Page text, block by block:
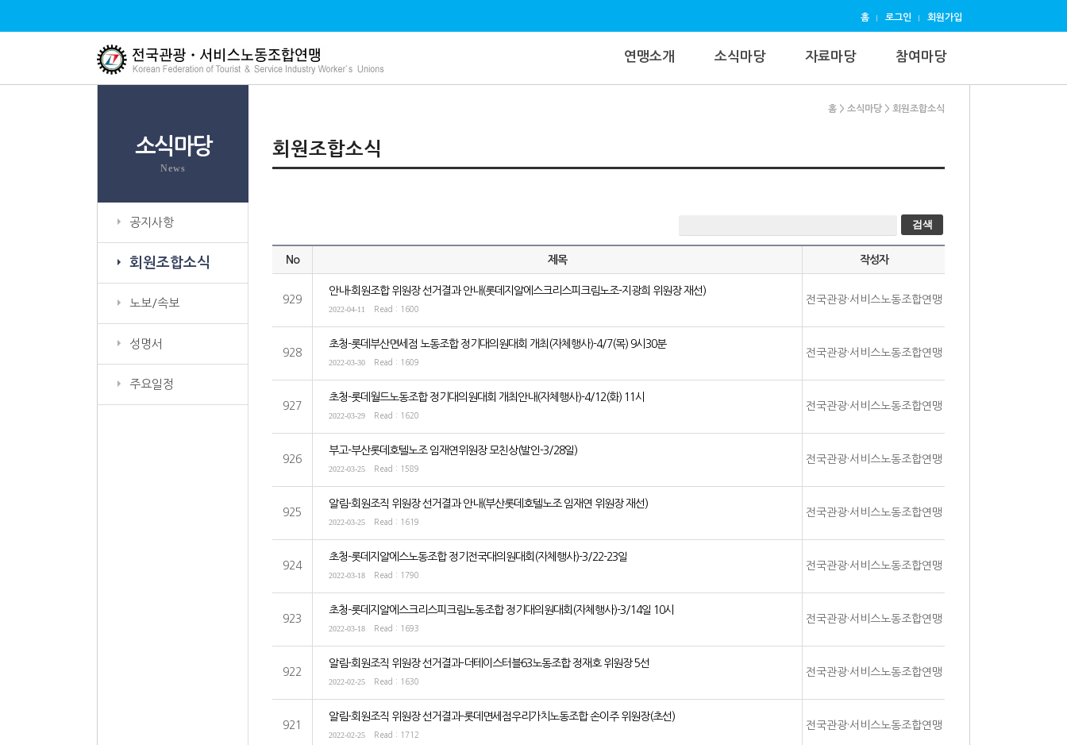
회원가입
로그인
홈
연맹소개 소식마당 자료마당 참여마당
소식마당
News
공지사항
회원조합소식
노보/속보
성명서
주요일정
홈 > 소식마당 > 회원조합소식
회원조합소식
검색
No 제목 작성자
929
안내-회원조합 위원장 선거결과 안내(롯데지알에스크리스피크림노조-지광희 위원장 재선)
2022-04-11 Read : 1600
전국관광·서비스노동조합연맹
928
초청-롯데부산면세점 노동조합 정기대의원대회 개최(자체행사)-4/7(목) 9시30분
2022-03-30 Read : 1609
전국관광·서비스노동조합연맹
927
초청-롯데월드노동조합 정기대의원대회 개최안내(자체행사)-4/12(화) 11시
2022-03-29 Read : 1620
전국관광·서비스노동조합연맹
926
부고-부산롯데호텔노조 임재연위원장 모친상(발인-3/28일)
2022-03-25 Read : 1589
전국관광·서비스노동조합연맹
925
알림-회원조직 위원장 선거결과 안내(부산롯데호텔노조 임재연 위원장 재선)
2022-03-25 Read : 1619
전국관광·서비스노동조합연맹
924
초청-롯데지알에스노동조합 정기전국대의원대회(자체행사)-3/22-23일
2022-03-18 Read : 1790
전국관광·서비스노동조합연맹
923
초청-롯데지알에스크리스피크림노동조합 정기대의원대회(자체행사)-3/14일 10시
2022-03-18 Read : 1693
전국관광·서비스노동조합연맹
922
알림-회원조직 위원장 선거결과-더테이스터블63노동조합 정재호 위원장 5선
2022-02-25 Read : 1630
전국관광·서비스노동조합연맹
921
알림-회원조직 위원장 선거결과-롯데면세점우리가치노동조합 손이주 위원장(초선)
2022-02-25 Read : 1712
전국관광·서비스노동조합연맹